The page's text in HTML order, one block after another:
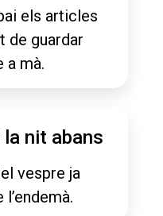
els articles
de guardar
a mà.
nit abans
vespre ja